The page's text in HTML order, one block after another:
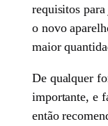
requisitos para
o novo
maior
De qualquer
importante, e
então